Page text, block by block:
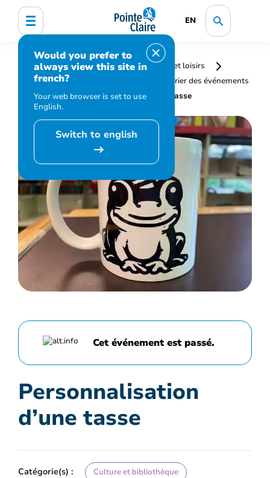
EN
Would you prefer to
always view this site in
french?
Your web browser is set to use
English.
Switch to english
Accueil
Bibliothèque, culture, sports et loisirs
Programmation et inscription
Calendrier des événements
et activités
Personnalisation d’une tasse
Cet événement est passé.
Personnalisation
d’une tasse
Catégorie(s) : Culture et bibliothèque